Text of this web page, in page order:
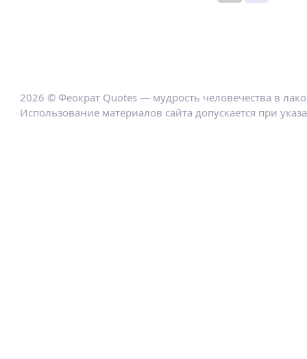
2026 © Феократ Quotes — мудрость человечества в
Использование материалов сайта допускается при